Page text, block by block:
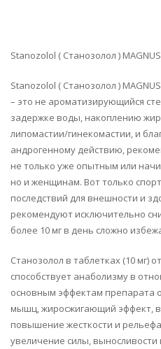
Stanozolol ( Станозолол ) MAGNUS
Stanozolol ( Станозолол ) MAGNUS
– это не ароматизирующийся
задержке воды, накоплению
липомастии/гинекомастии, и
андрогенному действию,
не только уже опытным или
но и женщинам. Вот только
последствий для внешности и
рекомендуют исключительно
более 10 мг в день сложно
Станозолол в таблетках (10 мг)
способствует анаболизму в
основным эффектам препарата
мышц, жиросжигающий эффект,
повышение жесткости и
увеличение силы, выносливости